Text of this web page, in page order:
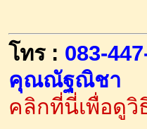
โทร : 083-
คุณณัฐณิชา
คลิกที่นี่เพื่อดูวิ